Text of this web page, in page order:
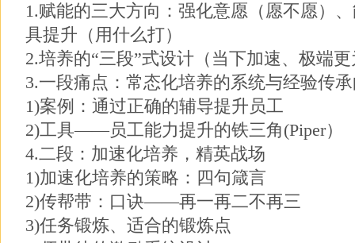
1.赋能的三大方向：强化意愿（愿不愿）
具提升（用什么打）
2.培养的“三段”式设计（当下加速、极端
3.一段痛点：常态化培养的系统与经验传
1)案例：通过正确的辅导提升员工
2)工具——员工能力提升的铁三角(Piper）
4.二段：加速化培养，精英战场
1)加速化培养的策略：四句箴言
2)传帮带：口诀——再一再二不再三
3)任务锻炼、适合的锻炼点